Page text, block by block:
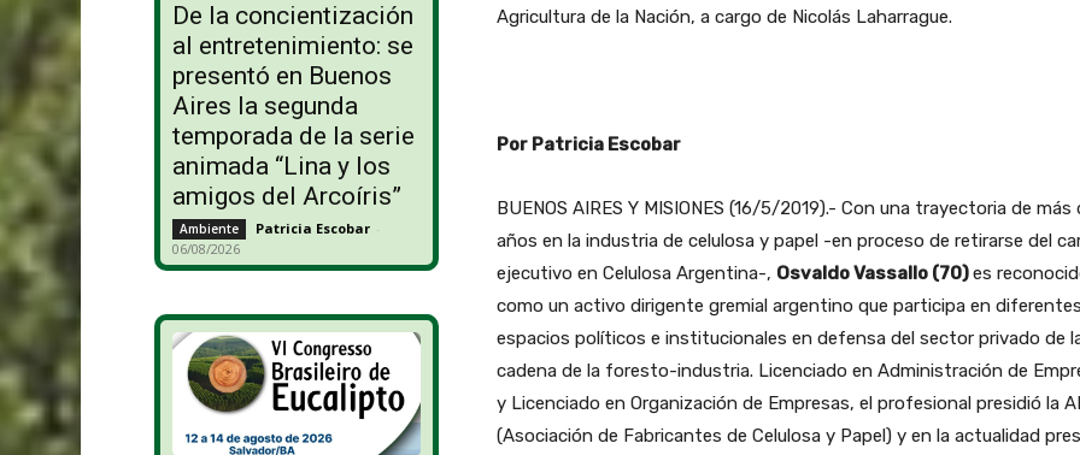
De la concientización
al entretenimiento: se
presentó en Buenos
Aires la segunda
temporada de la serie
animada “Lina y los
amigos del Arcoíris”
Ambiente Patricia Escobar -
06/08/2026
Agricultura de la Nación, a cargo de Nicolás Laharrague.
Por Patricia Escobar
BUENOS AIRES Y MISIONES (16/5/2019).- Con una trayectoria de más
años en la industria de celulosa y papel -en proceso de retirarse del
ejecutivo en Celulosa Argentina-, Osvaldo Vassallo (70)es
como un activo dirigente gremial argentino que participa en
espacios políticos e institucionales en defensa del sector privado de
cadena de la foresto-industria. Licenciado en Administración de
y Licenciado en Organización de Empresas, el profesional presidió la
(Asociación de Fabricantes de Celulosa y Papel) y en la actualidad